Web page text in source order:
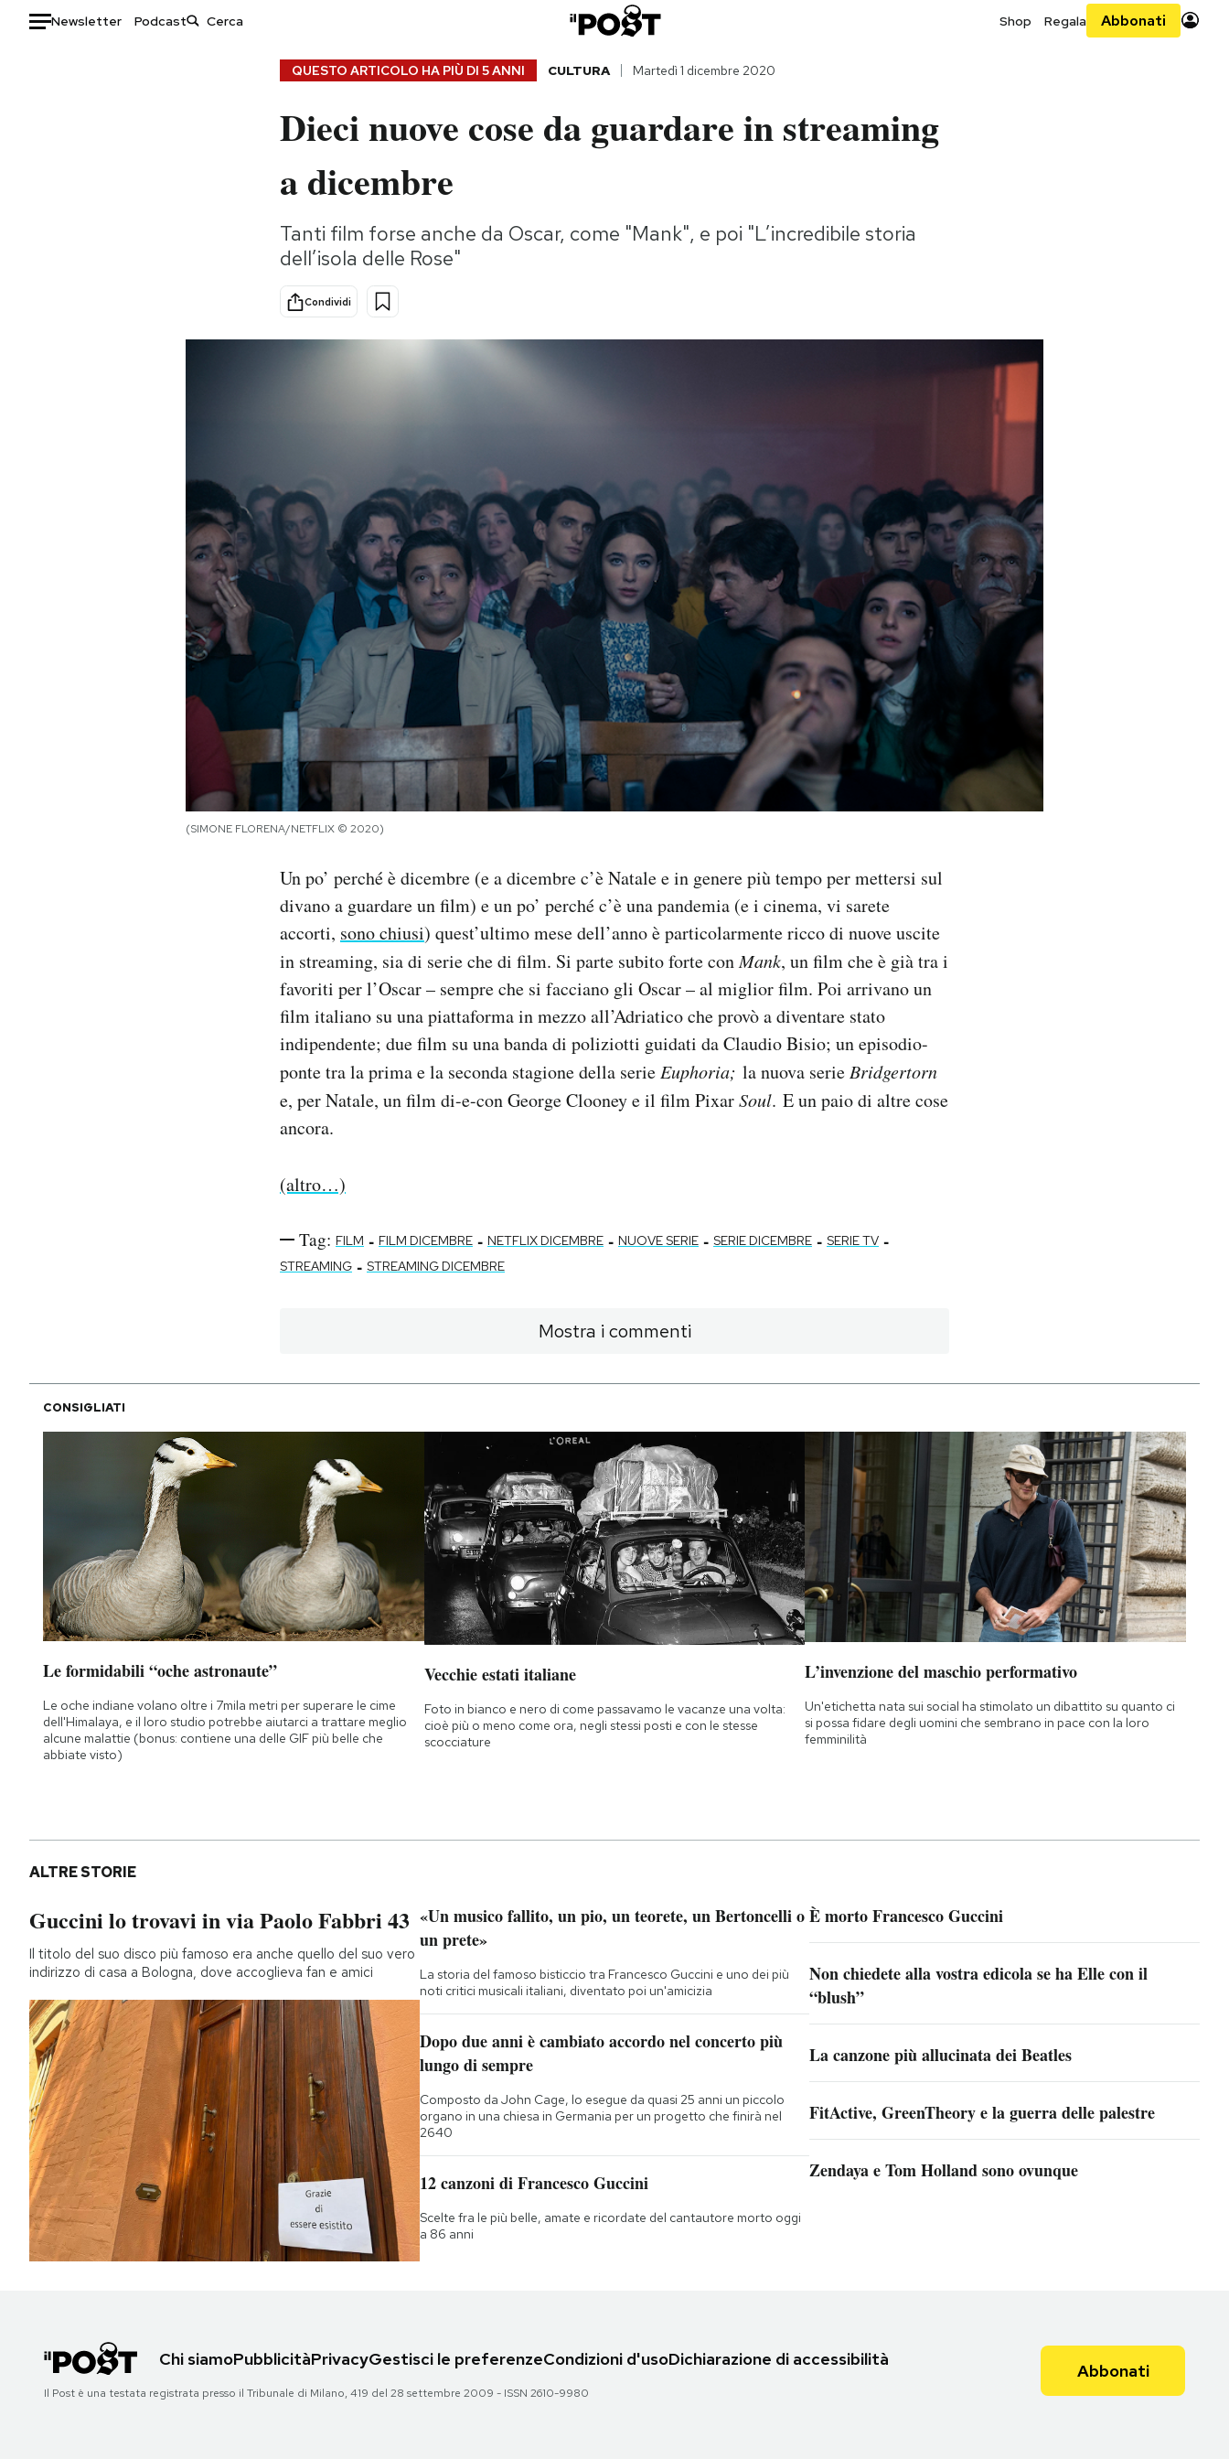
Newsletter Podcast Shop Regala Abbonati
Storie/Idee
Ok Boomer!
Altrecose
QUESTO ARTICOLO HA PIÙ DI 5 ANNI CULTURA Martedì 1 dicembre 2020
Dieci nuove cose da guardare in streaming
a dicembre
Tanti film forse anche da Oscar, come "Mank", e poi "L’incredibile storia
dell’isola delle Rose"
Condividi
(SIMONE FLORENA/NETFLIX © 2020)
Un po’ perché è dicembre (e a dicembre c’è Natale e in genere più tempo per mettersi sul
divano a guardare un film) e un po’ perché c’è una pandemia (e i cinema, vi sarete
accorti, sono chiusi) quest’ultimo mese dell’anno è particolarmente ricco di nuove uscite
in streaming, sia di serie che di film. Si parte subito forte conMank, un film che è già tra i
favoriti per l’Oscar – sempre che si facciano gli Oscar – al miglior film. Poi arrivano un
film italiano su una piattaforma in mezzo all’Adriatico che provò a diventare stato
indipendente; due film su una banda di poliziotti guidati da Claudio Bisio; un episodio-
ponte tra la prima e la seconda stagione della serieEuphoria; la nuova serieBridgertorn
e, per Natale, un film di-e-con George Clooney e il film PixarSoul. E un paio di altre cose
ancora.
(altro…)
Tag: FILM - FILM DICEMBRE - NETFLIX DICEMBRE - NUOVE SERIE - SERIE DICEMBRE - SERIE TV -
STREAMING - STREAMING DICEMBRE
Mostra i commenti
CONSIGLIATI
Le formidabili “oche astronaute”
Le oche indiane volano oltre i 7mila metri per superare le cime
dell'Himalaya, e il loro studio potrebbe aiutarci a trattare meglio
alcune malattie (bonus: contiene una delle GIF più belle che
abbiate visto)
Vecchie estati italiane
Foto in bianco e nero di come passavamo le vacanze una volta:
cioè più o meno come ora, negli stessi posti e con le stesse
scocciature
L’invenzione del maschio performativo
Un'etichetta nata sui social ha stimolato un dibattito su quanto ci
si possa fidare degli uomini che sembrano in pace con la loro
femminilità
ALTRE STORIE
Guccini lo trovavi in via Paolo Fabbri 43
Il titolo del suo disco più famoso era anche quello del suo vero
indirizzo di casa a Bologna, dove accoglieva fan e amici
«Un musico fallito, un pio, un teorete, un Bertoncelli o
un prete»
La storia del famoso bisticcio tra Francesco Guccini e uno dei più
noti critici musicali italiani, diventato poi un'amicizia
Dopo due anni è cambiato accordo nel concerto più
lungo di sempre
Composto da John Cage, lo esegue da quasi 25 anni un piccolo
organo in una chiesa in Germania per un progetto che finirà nel
2640
12 canzoni di Francesco Guccini
Scelte fra le più belle, amate e ricordate del cantautore morto oggi
a 86 anni
È morto Francesco Guccini
Non chiedete alla vostra edicola se ha Elle con il
“blush”
La canzone più allucinata dei Beatles
FitActive, GreenTheory e la guerra delle palestre
Zendaya e Tom Holland sono ovunque
Chi siamoPubblicitàPrivacyGestisci le preferenzeCondizioni d'usoDichiarazione di accessibilità
Il Post è una testata registrata presso il Tribunale di Milano, 419 del 28 settembre 2009 - ISSN 2610-9980
Abbonati